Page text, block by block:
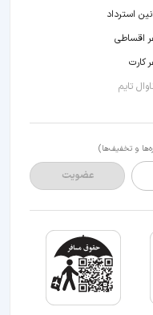
استرداد
اقساطی
کارت
تایم
و تخفیف‌ها)
عضویت